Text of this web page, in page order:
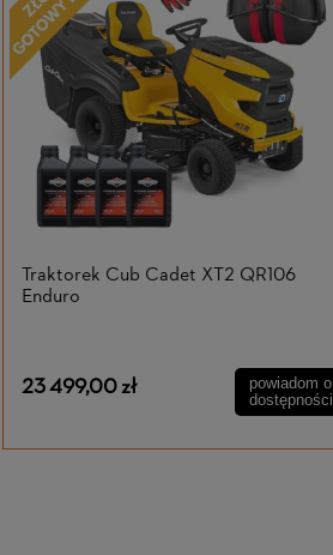
Traktorek Cub Cadet XT2 QR106
Enduro
23 499,00 zł
powiadom o
dostępności